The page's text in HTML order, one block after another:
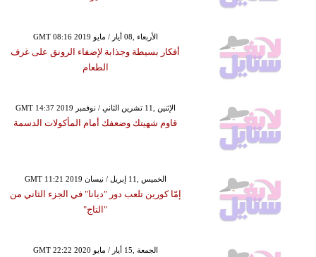
GMT 08:16 2019 الأربعاء ,08 أيار / مايو
أفكار بسيطة وجذابة لإضفاء الرونق على غرف
الطعام
GMT 14:37 2019 الإثنين ,11 تشرين الثاني / نوفمبر
قاوم شهيتك وضعفك أمام المأكولات الدسمة
GMT 11:21 2019 الخميس ,11 إبريل / نيسان
إمّا كورين تلعب دور "ديانا" في الجزء الثاني من
"التاج"
GMT 22:22 2020 الجمعة ,15 أيار / مايو